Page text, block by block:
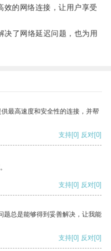
效的网络连接，让用户享受
了网络延迟问题，也为用
最高速度和安全性的连接，并帮
支持[0] 反对[0]
支持[0] 反对[0]
题总是能够得到妥善解决，让我能
支持[0] 反对[0]